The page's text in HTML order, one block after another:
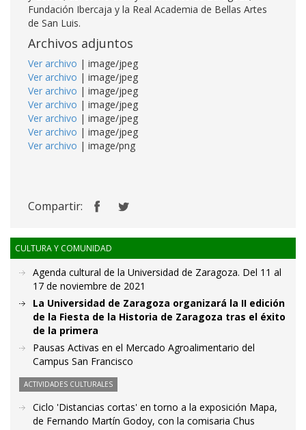
Fundación Ibercaja y la Real Academia de Bellas Artes
de San Luis.
Archivos adjuntos
Ver archivo | image/jpeg
Ver archivo | image/jpeg
Ver archivo | image/jpeg
Ver archivo | image/jpeg
Ver archivo | image/jpeg
Ver archivo | image/jpeg
Ver archivo | image/png
Compartir:
CULTURA Y COMUNIDAD
Agenda cultural de la Universidad de Zaragoza. Del 11 al
17 de noviembre de 2021
La Universidad de Zaragoza organizará la II edición
de la Fiesta de la Historia de Zaragoza tras el éxito
de la primera
Pausas Activas en el Mercado Agroalimentario del
Campus San Francisco
ACTIVIDADES CULTURALES
Ciclo 'Distancias cortas' en torno a la exposición Mapa,
de Fernando Martín Godoy, con la comisaria Chus